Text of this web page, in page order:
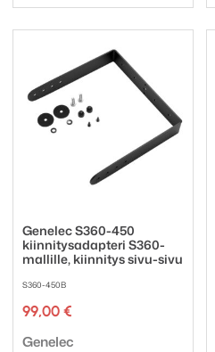
Genelec S360-450
kiinnitysadapteri S360-
mallille, kiinnitys sivu-sivu
S360-450B
99,00 €
Tuotemerkki:
Genelec